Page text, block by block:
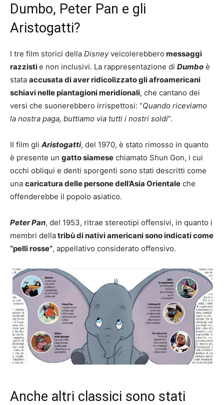
Dumbo, Peter Pan e gli
Aristogatti?
I tre film storici della Disneyveicolerebbero messaggi
razzistie non inclusivi. La rappresentazione di Dumbo è
stata accusata di aver ridicolizzato gli afroamericani
schiavi nelle piantagioni meridionali, che cantano dei
versi che suonerebbero irrispettosi: “Quando riceviamo
la nostra paga, buttiamo via tutti i nostri soldi“.
Il film gli Aristogatti, del 1970, è stato rimosso in quanto
è presente un gatto siamese chiamato Shun Gon, i cui
occhi obliqui e denti sporgenti sono stati descritti come
una caricatura delle persone dell’Asia Orientale che
offenderebbe il popolo asiatico.
Peter Pan, del 1953, ritrae stereotipi offensivi, in quanto i
membri dellatribù di nativi americani sono indicati come
“pelli rosse”, appellativo considerato offensivo.
Anche altri classici sono stati